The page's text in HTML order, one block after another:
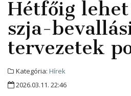
Hétfőig
szja-
tervezetek
Kategória: Hírek
2026.03.11. 22:46